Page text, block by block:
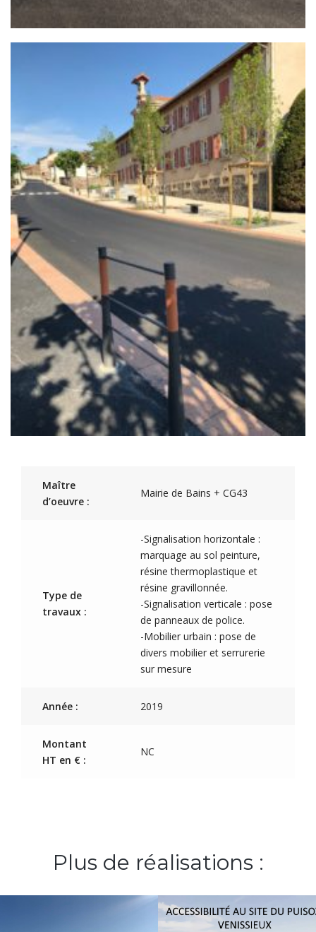
Maître
d’oeuvre :
Mairie de Bains + CG43
Type de
travaux :
-Signalisation horizontale :
marquage au sol peinture,
résine thermoplastique et
résine gravillonnée.
-Signalisation verticale : pose
de panneaux de police.
-Mobilier urbain : pose de
divers mobilier et serrurerie
sur mesure
Année : 2019
Montant
HT en € :
NC
Plus de réalisations :